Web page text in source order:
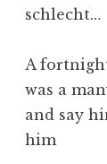
schlecht…
A
was a
and say
him